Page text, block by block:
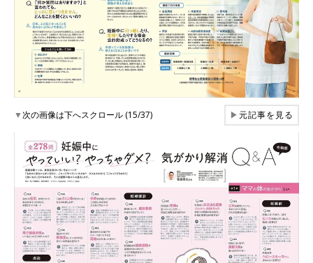
▼次の画像は下へスクロール (15/37) ▶元記事を見る